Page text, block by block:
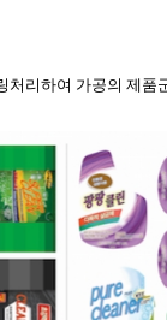
처리하여 가공의 제품